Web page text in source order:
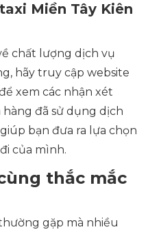
Miền Tây Kiên
chất lượng dịch vụ
hãy truy cập website
xem các nhận xét
đã sử dụng dịch
bạn đưa ra lựa chọn
của mình.
thắc mắc
gặp mà nhiều